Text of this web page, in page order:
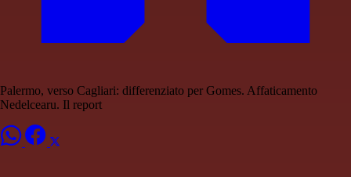
Palermo, verso Cagliari: differenziato per Gomes. Affaticamento
Nedelcearu. Il report